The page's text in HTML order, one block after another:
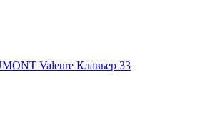
Valeure Клавьер 33